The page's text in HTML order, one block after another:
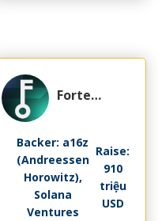
Forte
Backer: a16z
(Andreessen
Horowitz),
Solana
Ventures
Raise:
910
triệu
USD